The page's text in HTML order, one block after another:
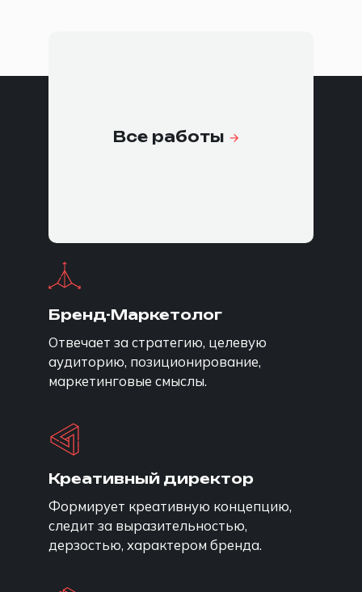
Все работы
Бренд-Маркетолог
Отвечает за стратегию, целевую
аудиторию, позиционирование,
маркетинговые смыслы.
Креативный директор
Формирует креативную концепцию,
следит за выразительностью,
дерзостью, характером бренда.